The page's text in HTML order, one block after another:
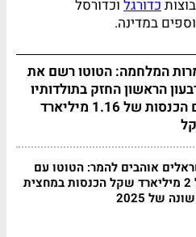
כדורגל וכדורסל
במדינה.
המלחמה: הטוטו רשם את
הראשון החזק בתולדותיו
עם הכנסות של 1.16 מיליארד
אוהבים להמר: הטוטו עם
מעל 2 מיליארד שקל הכנסות במחצית
של 2025